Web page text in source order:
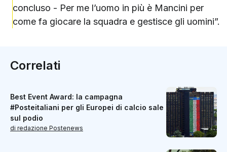
concluso - Per me l’uomo in più è Mancini per
come fa giocare la squadra e gestisce gli uomini”.
Correlati
Best Event Award: la campagna
#Posteitaliani per gli Europei di calcio sale
sul podio
di redazione Postenews